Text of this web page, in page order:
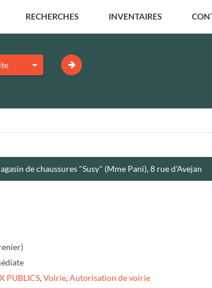
RECHERCHES INVENTAIRES
de chaussures "Susy" (Mme Pani), 8 rue d'Avejan
PUBLICS,Voirie,Autorisation de voirie